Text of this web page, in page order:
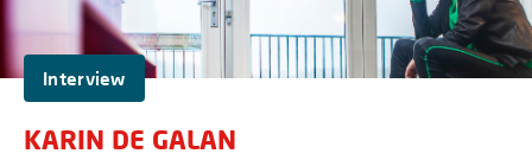
Interview
KARIN DE GALAN